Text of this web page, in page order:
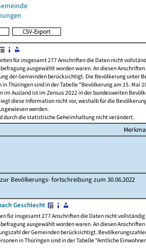
für insgesamt 277 Anschriften die Daten nicht
ausgewählt worden waren. An diesen
der Gemeinden berücksichtigt. Die Bevölkerung unter
in Thüringen sind in der Tabelle "Bevölkerung am 15. Mai
im Ausland ist im Zensus 2022 in der bundesweiten
diese Information nicht vor, weshalb für die
werden.
durch die statistische Geheimhaltung nicht verändert.
Bevölkerungs- fortschreibung zum 30.06.2022
Geschlecht
für insgesamt 277 Anschriften die Daten nicht
ausgewählt worden waren. An diesen
der Gemeinden berücksichtigt.
in Thüringen sind in der Tabelle "Amtliche